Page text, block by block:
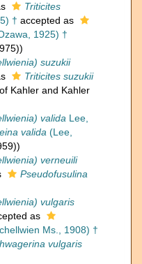
Triticites
† accepted as
1925) †
suzukii
Triticites suzukii
Kahler and Kahler
valida Lee,
valida (Lee,
verneuili
Pseudofusulina
vulgaris
as
Ms., 1908) †
vulgaris